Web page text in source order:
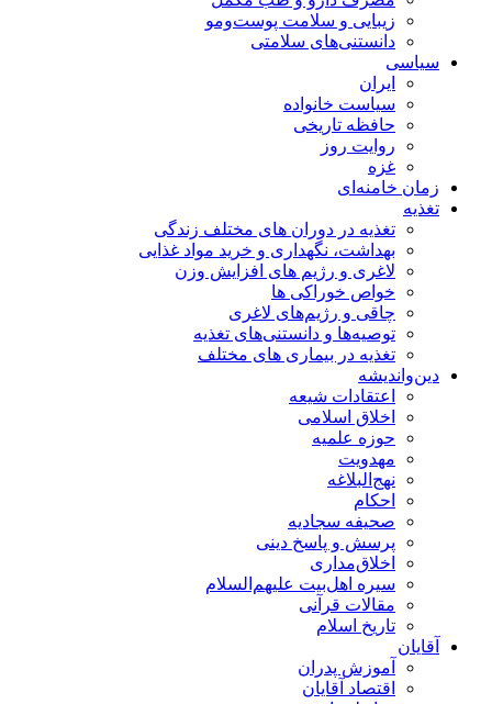
زیبایی و سلامت پوست‌ومو
دانستنی‌های سلامتی
سیاسی
ایران
سیاست خانواده
حافظه تاریخی
روایت روز
غزه
زمان خامنه‌ای
تغذیه
تغذیه در دوران های مختلف زندگی
بهداشت، نگهداری و خرید مواد غذایی
لاغری و رژیم های افزایش وزن
خواص خوراكی ها
چاقی و رژیم‌های لاغری
توصیه‌ها و دانستنی‌های تغذیه
تغذیه در بیماری های مختلف
دین‌واندیشه
اعتقادات شیعه
اخلاق اسلامی
حوزه علمیه
مهدویت
نهج‌البلاغه
احکام
صحیفه سجادیه
پرسش و پاسخ دینی
اخلاق‌مداری
سیره اهل‌بیت علیهم‌السلام
مقالات قرآنی
تاریخ اسلام
آقایان
آموزش پدران
اقتصاد آقایان